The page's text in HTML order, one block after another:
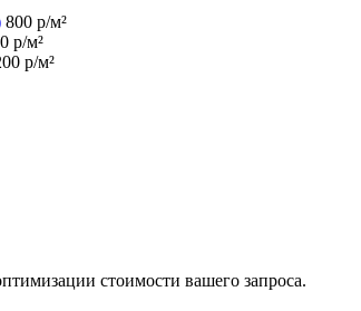
800 р/м²
р/м²
р/м²
стоимости вашего запроса.